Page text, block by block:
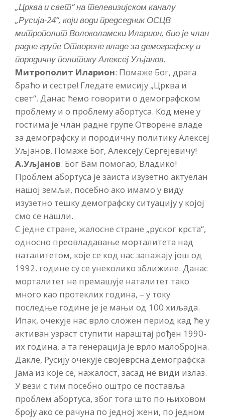
„Црква и свет“ на телевизијском каналу
„Русија-24“, који води председник ОСЦВ
митрополит Волоколамски Иларион, био је члан
радне групе Отворене владе за демографску и
породичну политику Алексеј Уљјанов.
Митрополит Иларион: Помаже Бог, драга
браћо и сестре! Гледате емисију „Црква и
свет“. Данас ћемо говорити о демографском
проблему и о проблему абортуса. Код мене у
гостима је члан радне групе Отворене владе
за демографску и породичну политику Алексеј
Уљјанов. Помаже Бог, Алексеју Сергејевичу!
А.Уљјанов: Бог Вам помогао, Владико!
Проблем абортуса је заиста изузетно актуелан
нашој земљи, посебно ако имамо у виду
изузетно тешку демографску ситуацију у којој
смо се нашли.
С једне стране, жалосне стране „руског крста“,
односно преовладавање морталитета над
наталитетом, које се код нас запажају још од
1992. године су се унеколико зближиле. Данас
морталитет не премашује наталитет тако
много као протеклих година, – у току
последње године је је мањи од 100 хиљада.
Ипак, очекује нас врло сложен период кад ће у
активан узраст ступити нараштај рођен 1990-
их година, а та генерација је врло малобројна.
Дакле, Русију очекује својеврсна демографска
јама из које се, нажалост, засад не види излаз.
У вези с тим посебно оштро се поставља
проблем абортуса, због тога што по њиховом
броју ако се рачуна по једној жени, по једном